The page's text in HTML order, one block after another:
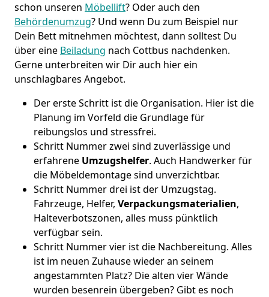
schon unseren Möbellift? Oder auch den
Behördenumzug? Und wenn Du zum Beispiel nur
Dein Bett mitnehmen möchtest, dann solltest Du
über eine Beiladung nach Cottbus nachdenken.
Gerne unterbreiten wir Dir auch hier ein
unschlagbares Angebot.
Der erste Schritt ist die Organisation. Hier ist die
Planung im Vorfeld die Grundlage für
reibungslos und stressfrei.
Schritt Nummer zwei sind zuverlässige und
erfahrene Umzugshelfer. Auch Handwerker für
die Möbeldemontage sind unverzichtbar.
Schritt Nummer drei ist der Umzugstag.
Fahrzeuge, Helfer, Verpackungsmaterialien,
Halteverbotszonen, alles muss pünktlich
verfügbar sein.
Schritt Nummer vier ist die Nachbereitung. Alles
ist im neuen Zuhause wieder an seinem
angestammten Platz? Die alten vier Wände
wurden besenrein übergeben? Gibt es noch